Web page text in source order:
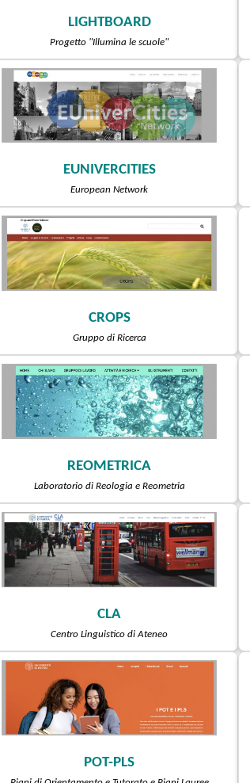
LIGHTBOARD
Progetto "Illumina le scuole"
EUNIVERCITIES
European Network
CROPS
Gruppo di Ricerca
REOMETRICA
Laboratorio di Reologia e Reometria
CLA
Centro Linguistico di Ateneo
POT-PLS